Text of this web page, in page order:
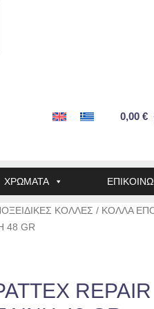
0,00 €
ΧΡΩΜΑΤΑ
ΚΟΛΛΕΣ / ΚΟΛΛΑ
48 GR
REPAIR